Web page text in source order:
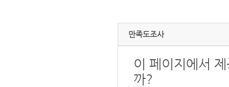
만족도조사
이 페이지에서
까?